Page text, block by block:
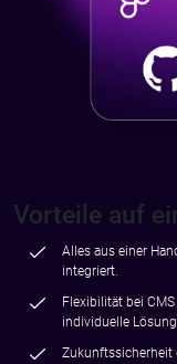
Vorteile auf
Alles aus einer
integriert.
Flexibilität bei
individuelle
Zukunftssicherheit